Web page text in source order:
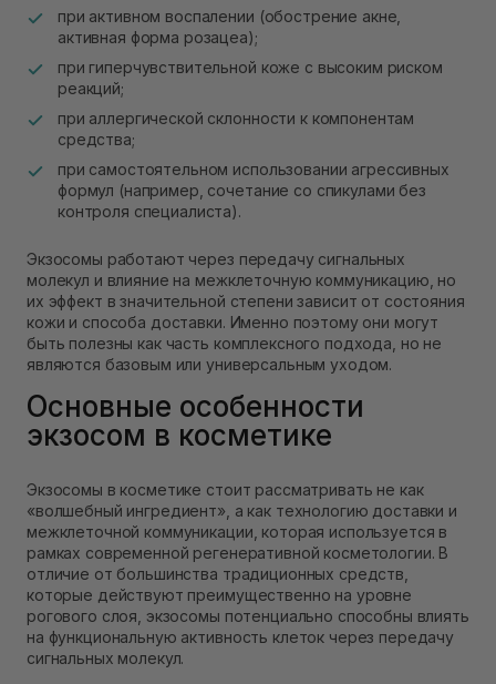
при активном воспалении (обострение акне,
активная форма розацеа);
при гиперчувствительной коже с высоким риском
реакций;
при аллергической склонности к компонентам
средства;
при самостоятельном использовании агрессивных
формул (например, сочетание со спикулами без
контроля специалиста).
Экзосомы работают через передачу сигнальных
молекул и влияние на межклеточную коммуникацию, но
их эффект в значительной степени зависит от состояния
кожи и способа доставки. Именно поэтому они могут
быть полезны как часть комплексного подхода, но не
являются базовым или универсальным уходом.
Основные особенности
экзосом в косметике
Экзосомы в косметике стоит рассматривать не как
«волшебный ингредиент», а как технологию доставки и
межклеточной коммуникации, которая используется в
рамках современной регенеративной косметологии. В
отличие от большинства традиционных средств,
которые действуют преимущественно на уровне
рогового слоя, экзосомы потенциально способны влиять
на функциональную активность клеток через передачу
сигнальных молекул.